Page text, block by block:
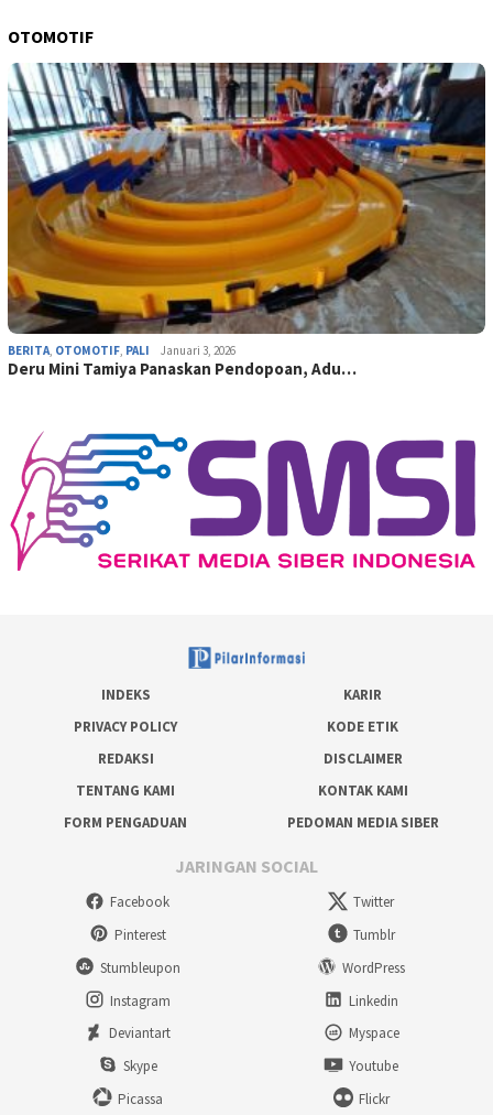
OTOMOTIF
BERITA OTOMOTIF PALI Januari 3, 2026
Deru Mini Tamiya Panaskan Pendopoan, Adu…
INDEKS
KARIR
PRIVACY POLICY
KODE ETIK
REDAKSI
DISCLAIMER
TENTANG KAMI
KONTAK KAMI
FORM PENGADUAN
PEDOMAN MEDIA SIBER
JARINGAN SOCIAL
Facebook
Twitter
Pinterest
Tumblr
Stumbleupon
WordPress
Instagram
Linkedin
Deviantart
Myspace
Skype
Youtube
Picassa
Flickr